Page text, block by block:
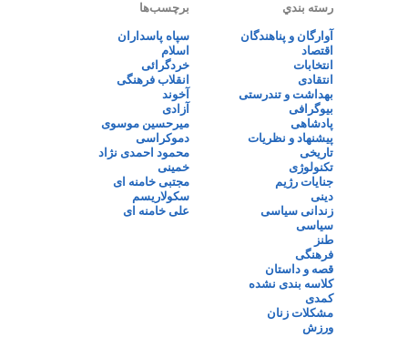
رسته بندي
آوارگان و پناهندگان
اقتصاد
انتخابات
انتقادی
بهداشت و تندرستی
بیوگرافی
پادشاهی
پیشنهاد و نظریات
تاریخی
تکنولوژی
جنایات رژیم
دینی
زندانی سیاسی
سیاسی
طنز
فرهنگی
قصه و داستان
کلاسه بندی نشده
کمدی
مشکلات زنان
ورزش
برچسب‌ها
سپاه پاسداران
اسلام
خردگرائی
انقلاب فرهنگی
آخوند
آزادی
میرحسین موسوی
دموکراسی
محمود احمدی نژاد
خمینی
مجتبی خامنه ای
سکولاریسم
علی خامنه ای